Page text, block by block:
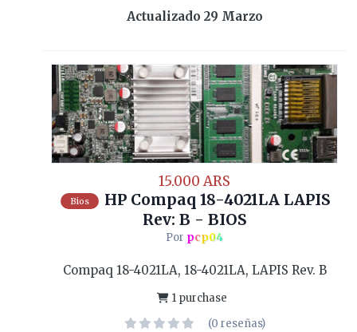
Actualizado 29 Marzo
15.000 ARS
Bios
HP Compaq 18-4021LA LAPIS
Rev: B - BIOS
Por pcp04
Compaq 18-4021LA, 18-4021LA, LAPIS Rev. B
1 purchase
(0 reseñas)